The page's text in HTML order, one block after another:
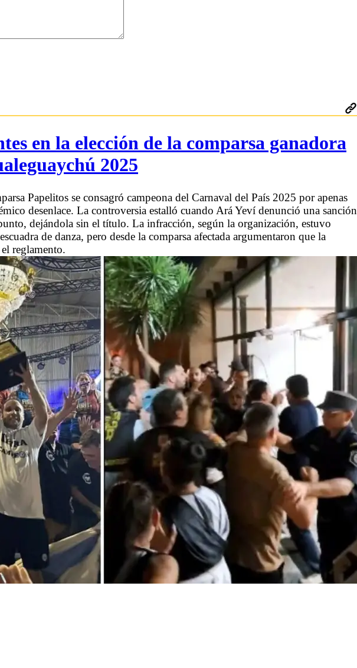
en la elección de la comparsa ganadora
2025
Papelitos se consagró campeona del Carnaval del País 2025 por apenas
desenlace. La controversia estalló cuando Ará Yeví denunció una sanción
dejándola sin el título. La infracción, según la organización, estuvo
de danza, pero desde la comparsa afectada argumentaron que la
reglamento.